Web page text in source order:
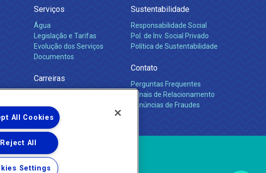
Serviços
Água
Legislação e Tarifas
Evolução dos Serviços
Documentos
Carreiras
Sustentabilidade
Responsabilidade Social
Pol. de Inv. Social Privado
Política de Sustentabilidade
Contato
Perguntas Frequentes
Canais de Relacionamento
Denúncias de Fraudes
All Cookies
Reject All
Settings